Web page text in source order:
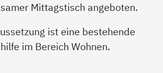
Mittagstisch angeboten.
ist eine bestehende
im Bereich Wohnen.